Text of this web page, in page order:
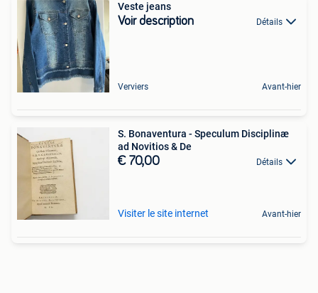
Veste jeans
Voir description Détails
Verviers Avant-hier
S. Bonaventura - Speculum Disciplinæ
ad Novitios & De
€ 70,00 Détails
Visiter le site internet Avant-hier